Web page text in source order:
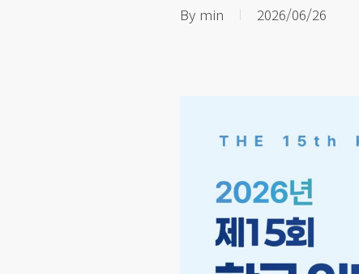
By min 2026/06/26